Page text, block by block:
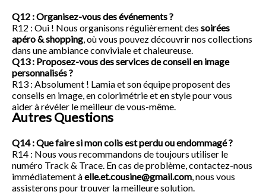
Q12 : Organisez-vous des événements ?
R12 : Oui ! Nous organisons régulièrement des soirées
apéro & shopping, où vous pouvez découvrir nos collections
dans une ambiance conviviale et chaleureuse.
Q13 : Proposez-vous des services de conseil en image
personnalisés ?
R13 : Absolument ! Lamia et son équipe proposent des
conseils en image, en colorimétrie et en style pour vous
aider à révéler le meilleur de vous-même.
Autres Questions
Q14 : Que faire si mon colis est perdu ou endommagé ?
R14 : Nous vous recommandons de toujours utiliser le
numéro Track & Trace. En cas de problème, contactez-nous
immédiatement àelle.et.cousine@gmail.com , nous vous
assisterons pour trouver la meilleure solution.